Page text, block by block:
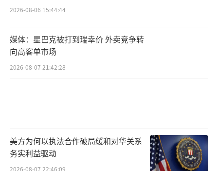
2026-08-06 15:44:44
媒体：星巴克被打到瑞幸价 外卖竞争转
向高客单市场
2026-08-07 21:42:28
美方为何以执法合作破局缓和对华关系
务实利益驱动
2026-08-07 22:46:09